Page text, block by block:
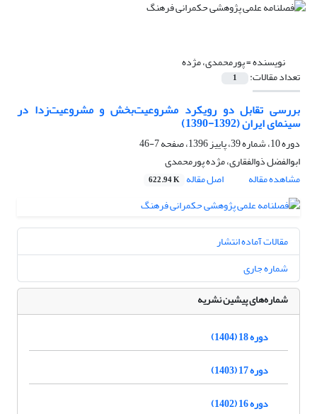
نویسنده =پورمحمدی، مژده
تعداد مقالات: 1
بررسی تقابل دو رویکرد مشروعیت‌‌بخش و مشروعیت‌‌زدا در
سینمای ایران (1392-1390)
دوره 10، شماره 39، پاییز 1396، صفحه
7-46
ابوالفضل ذوالفقاری، مژده پورمحمدی
مشاهده مقاله
اصل مقاله 622.94 K
مقالات آماده انتشار
شماره جاری
شماره‌های پیشین نشریه
دوره 18 (1404)
دوره 17 (1403)
دوره 16 (1402)